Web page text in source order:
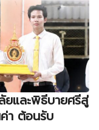
และพิธีบายศรีสู่
า ต้อนรับ